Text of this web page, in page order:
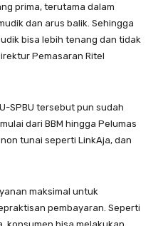
prima, terutama dalam
dan arus balik. Sehingga
bisa lebih tenang dan tidak
Pemasaran Ritel
SPBU tersebut pun sudah
dari BBM hingga Pelumas
tunai seperti LinkAja, dan
maksimal untuk
pembayaran. Seperti